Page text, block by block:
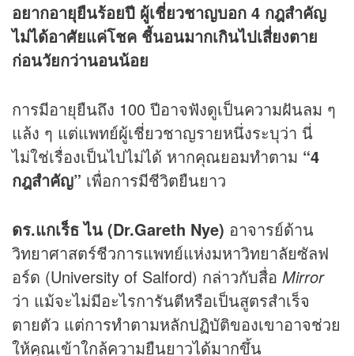
อยากอายุยืนร้อยปี ผู้เชี่ยวชาญบอก 4 กฎสำคัญ
ไม่ได้อาศัยแค่โชค ชี้นอนมากเกินไปเสี่ยงตาย
ก่อนวัยกว่านอนน้อย
การมีอายุยืนถึง 100 ปีอาจฟังดูเป็นความฝันลม ๆ
แล้ง ๆ แต่แพทย์ผู้เชี่ยวชาญรายหนึ่งระบุว่า นี่
ไม่ใช่เรื่องเป็นไปไม่ได้ หากคุณยอมทำตาม “4
กฎสำคัญ” เพื่อการมีชีวิตยืนยาว
ดร.แกเร็ธ ไน (Dr.Gareth Nye) อาจารย์ด้าน
วิทยาศาสตร์ชีวการแพทย์แห่งมหาวิทยาลัยซัลฟ
อร์ด (University of Salford) กล่าวกับสื่อ Mirror
ว่า แม้จะไม่มีอะไรการันตีหรือเป็นสูตรสำเร็จ
ตายตัว แต่การทำตามหลักปฏิบัติของเขาอาจช่วย
ให้คุณเข้าใกล้ความยืนยาวได้มากขึ้น